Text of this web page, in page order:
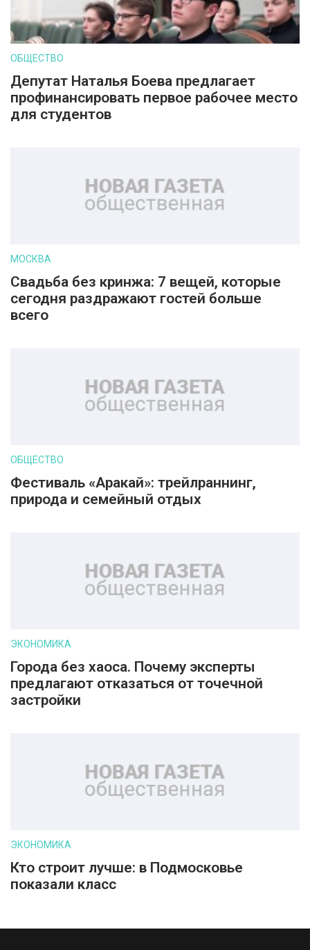
ОБЩЕСТВО
Депутат Наталья Боева предлагает
профинансировать первое рабочее место
для студентов
МОСКВА
Свадьба без кринжа: 7 вещей, которые
сегодня раздражают гостей больше
всего
ОБЩЕСТВО
Фестиваль «Аракай»: трейлраннинг,
природа и семейный отдых
ЭКОНОМИКА
Города без хаоса. Почему эксперты
предлагают отказаться от точечной
застройки
ЭКОНОМИКА
Кто строит лучше: в Подмосковье
показали класс